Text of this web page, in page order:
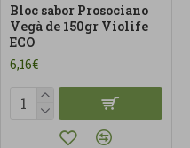
Bloc sabor Prosociano
Vegà de 150gr Violife
ECO
6,16€